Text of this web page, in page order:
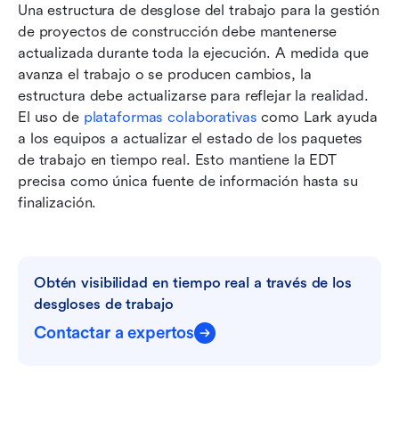
Una estructura de desglose del trabajo para la gestión
de proyectos de construcción debe mantenerse
actualizada durante toda la ejecución. A medida que
avanza el trabajo o se producen cambios, la
estructura debe actualizarse para reflejar la realidad.
El uso de plataformas colaborativas como Lark ayuda
a los equipos a actualizar el estado de los paquetes
de trabajo en tiempo real. Esto mantiene la EDT
precisa como única fuente de información hasta su
finalización.
Obtén visibilidad en tiempo real a través de los
desgloses de trabajo
Contactar a expertos